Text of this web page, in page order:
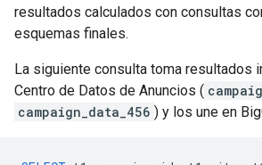
resultados calculados con consultas
esquemas finales.
La siguiente consulta toma resultados
Centro de Datos de Anuncios (
campaign_data_456 ) y los une en